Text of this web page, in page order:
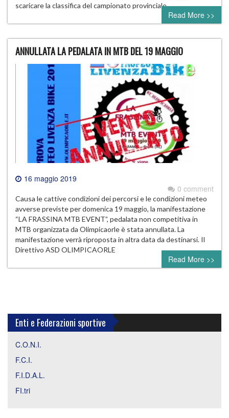
scaricare la classifica del campionato provinciale
Read More >>
ANNULLATA LA PEDALATA IN MTB DEL 19 MAGGIO
16 maggio 2019
0 comment
Causa le cattive condizioni dei percorsi e le condizioni meteo
avverse previste per domenica 19 maggio, la manifestazione
“LA FRASSINA MTB EVENT”, pedalata non competitiva in
MTB organizzata da Olimpicaorle è stata annullata. La
manifestazione verrà riproposta in altra data da destinarsi. Il
Direttivo ASD OLIMPICAORLE
Read More >>
Enti e Federazioni sportive
C.O.N.I.
F.C.I.
F.I.D.A.L.
FI.tri